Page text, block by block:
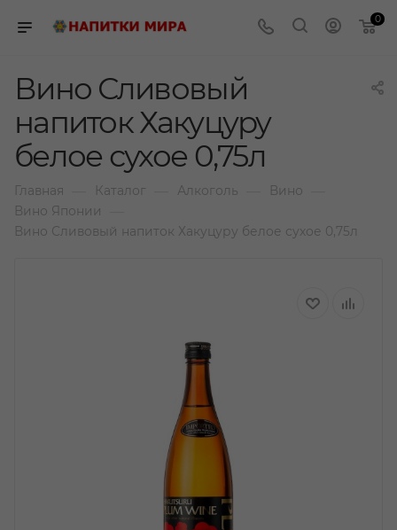
0
Вино Сливовый
напиток Хакуцуру
белое сухое 0,75л
Главная Каталог Алкоголь Вино
Вино Японии
Вино Сливовый напиток Хакуцуру белое сухое 0,75л